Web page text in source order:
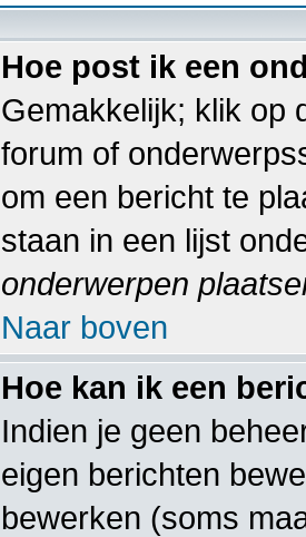
Hoe post ik een
Gemakkelijk; klik op
forum of
om een bericht te
staan in een lijst
onderwerpen
Naar boven
Hoe kan ik een
Indien je geen
eigen berichten
bewerken (soms